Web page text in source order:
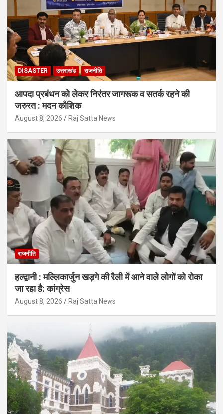
DISASTER उत्तराखंड राजनीति
आपदा प्रबंधन को लेकर निरंतर जागरूक व सतर्क रहने की
जरुरत : मदन कौशिक
August 8, 2026 Raj Satta News
राजनीति
हल्द्वानी : मल्लिकार्जुन खड़गे की रैली में आने वाले लोगों को रोका
जा रहा है: कांग्रेस
August 8, 2026 Raj Satta News